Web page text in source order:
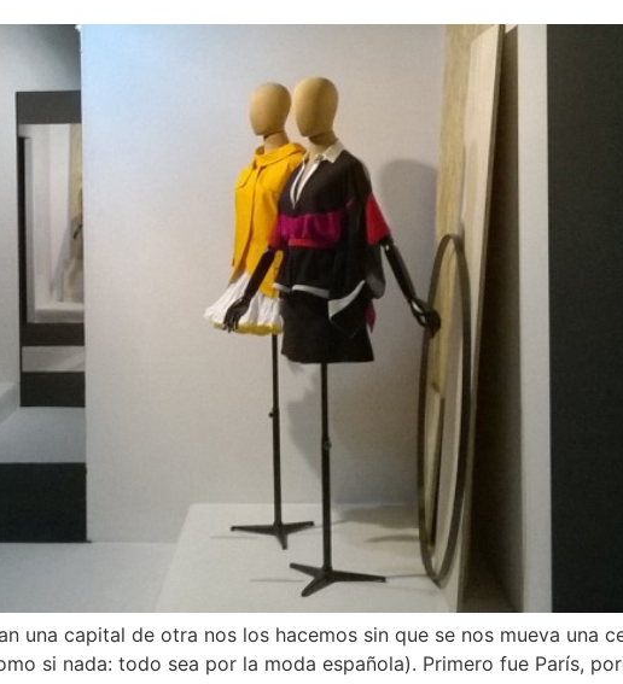
una capital de otra nos los hacemos sin que se nos mueva una
si nada: todo sea por la moda española). Primero fue París,